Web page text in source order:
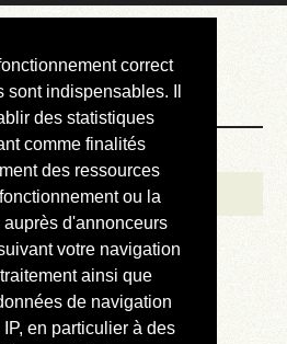
correct
indispensables. Il
des statistiques
comme finalités
des ressources
ou la
d'annonceurs
votre navigation
ainsi que
de navigation
en particulier à des
»